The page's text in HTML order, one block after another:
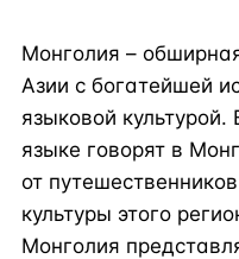
Монголия –
Азии с богатейшей
языковой
языке говорят в
от
культуры этого
Монголия